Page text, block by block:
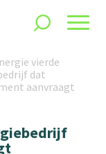
vierde
dat
aanvraagt